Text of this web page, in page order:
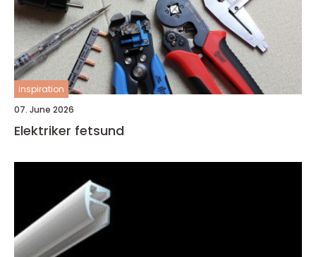
inspiration
07. June 2026
Elektriker fetsund